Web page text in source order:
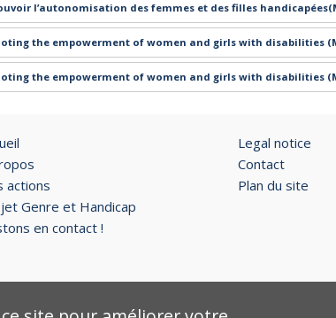
l’autonomisation des femmes et des filles
the empowerment of women and girls with disabilities
the empowerment of women and girls with disabilities
actions
Genre et Handicap
en contact !
Legal notice
Contact
Plan du site